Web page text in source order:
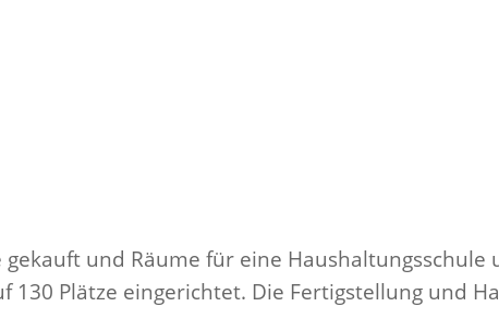
und Räume für eine Haushaltungsschule
130 Plätze eingerichtet. Die Fertigstellung und